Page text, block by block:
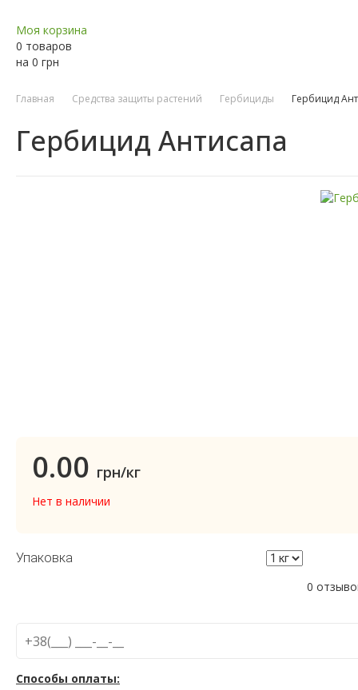
Моя корзина
0 товаров
на 0 грн
Главная Средства защиты растений Гербициды Гербицид
Гербицид Антисапа
0.00 грн/кг
Нет в наличии
Упаковка
0
Способы оплаты: